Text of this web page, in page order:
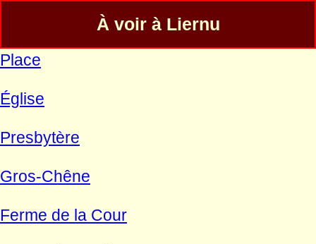
À voir à Liernu
Place
Église
Presbytère
Gros-Chêne
Ferme de la Cour